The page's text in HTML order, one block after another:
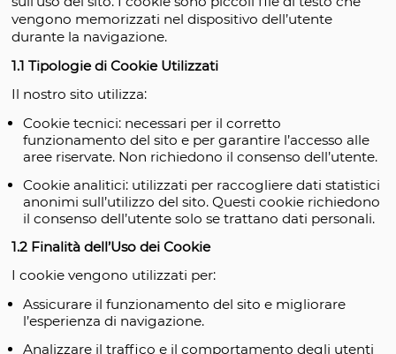
Questo sito utilizza cookie per migliorare
navigazione e raccogliere informazioni anonime
sull’uso del sito. I cookie sono piccoli file di testo
vengono memorizzati nel dispositivo dell’utente
1.1 Tipologie di Cookie Utilizzati
Cookie tecnici: necessari per il corretto
funzionamento del sito e per garantire
aree riservate. Non richiedono il consenso
Cookie analitici: utilizzati per raccogliere dati
anonimi sull’utilizzo del sito. Questi cookie
il consenso dell’utente solo se trattano dati